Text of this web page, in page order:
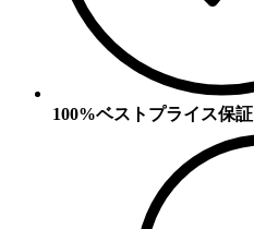
100%ベストプライス保証